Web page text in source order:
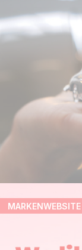
MARKENWEBSITE